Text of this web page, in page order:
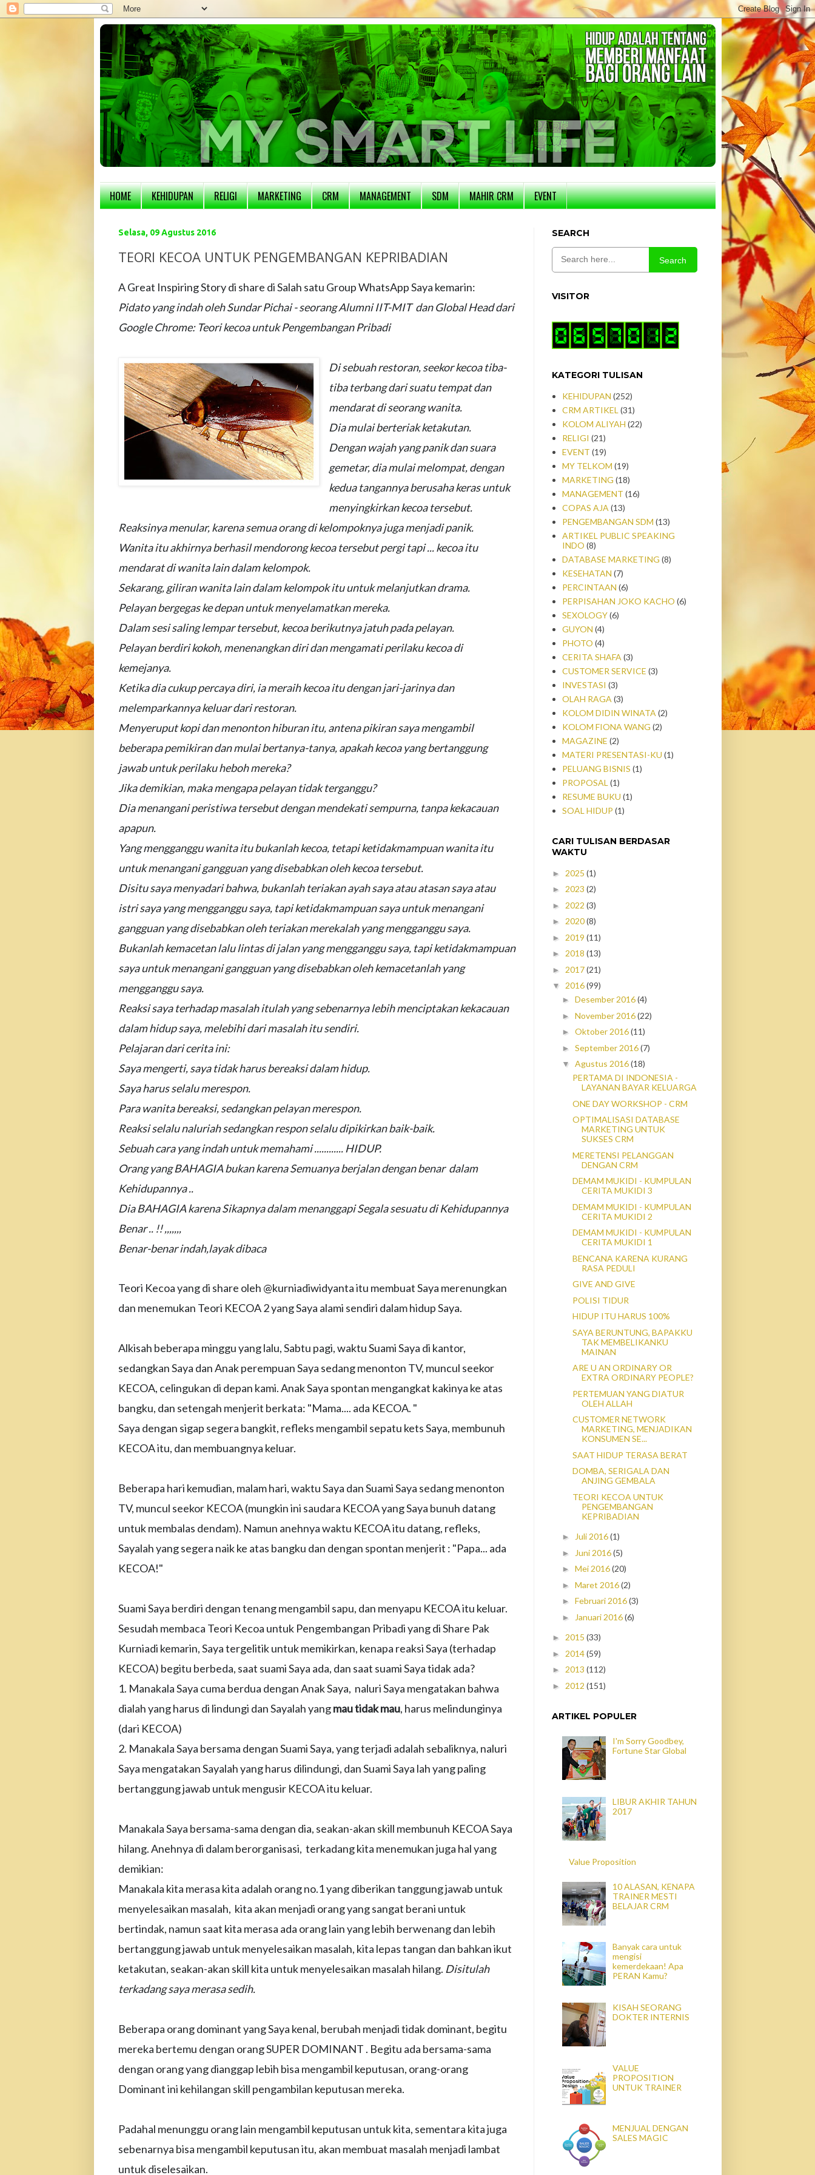
HOME KEHIDUPAN RELIGI MARKETING CRM MANAGEMENT SDM MAHIR CRM EVENT
Selasa, 09 Agustus 2016
TEORI KECOA UNTUK PENGEMBANGAN KEPRIBADIAN
A Great Inspiring Story di share di Salah satu Group WhatsApp Saya kemarin:
Pidato yang indah oleh Sundar Pichai - seorang Alumni IIT-MIT dan Global Head dari
Google Chrome: Teori kecoa untuk Pengembangan Pribadi
Di sebuah restoran, seekor kecoa tiba-
tiba terbang dari suatu tempat dan
mendarat di seorang wanita.
Dia mulai berteriak ketakutan.
Dengan wajah yang panik dan suara
gemetar, dia mulai melompat, dengan
kedua tangannya berusaha keras untuk
menyingkirkan kecoa tersebut.
Reaksinya menular, karena semua orang di kelompoknya juga menjadi panik.
Wanita itu akhirnya berhasil mendorong kecoa tersebut pergi tapi ... kecoa itu
mendarat di wanita lain dalam kelompok.
Sekarang, giliran wanita lain dalam kelompok itu untuk melanjutkan drama.
Pelayan bergegas ke depan untuk menyelamatkan mereka.
Dalam sesi saling lempar tersebut, kecoa berikutnya jatuh pada pelayan.
Pelayan berdiri kokoh, menenangkan diri dan mengamati perilaku kecoa di
kemejanya.
Ketika dia cukup percaya diri, ia meraih kecoa itu dengan jari-jarinya dan
melemparkannya keluar dari restoran.
Menyeruput kopi dan menonton hiburan itu, antena pikiran saya mengambil
beberapa pemikiran dan mulai bertanya-tanya, apakah kecoa yang bertanggung
jawab untuk perilaku heboh mereka?
Jika demikian, maka mengapa pelayan tidak terganggu?
Dia menangani peristiwa tersebut dengan mendekati sempurna, tanpa kekacauan
apapun.
Yang mengganggu wanita itu bukanlah kecoa, tetapi ketidakmampuan wanita itu
untuk menangani gangguan yang disebabkan oleh kecoa tersebut.
Disitu saya menyadari bahwa, bukanlah teriakan ayah saya atau atasan saya atau
istri saya yang mengganggu saya, tapi ketidakmampuan saya untuk menangani
gangguan yang disebabkan oleh teriakan merekalah yang mengganggu saya.
Bukanlah kemacetan lalu lintas di jalan yang mengganggu saya, tapi ketidakmampuan
saya untuk menangani gangguan yang disebabkan oleh kemacetanlah yang
mengganggu saya.
Reaksi saya terhadap masalah itulah yang sebenarnya lebih menciptakan kekacauan
dalam hidup saya, melebihi dari masalah itu sendiri.
Pelajaran dari cerita ini:
Saya mengerti, saya tidak harus bereaksi dalam hidup.
Saya harus selalu merespon.
Para wanita bereaksi, sedangkan pelayan merespon.
Reaksi selalu naluriah sedangkan respon selalu dipikirkan baik-baik.
Sebuah cara yang indah untuk memahami ............ HIDUP.
Orang yang BAHAGIA bukan karena Semuanya berjalan dengan benar dalam
Kehidupannya ..
Dia BAHAGIA karena Sikapnya dalam menanggapi Segala sesuatu di Kehidupannya
Benar .. !! ,,,,,,,
Benar-benar indah,layak dibaca
Teori Kecoa yang di share oleh @kurniadiwidyanta itu membuat Saya merenungkan
dan menemukan Teori KECOA 2 yang Saya alami sendiri dalam hidup Saya.
Alkisah beberapa minggu yang lalu, Sabtu pagi, waktu Suami Saya di kantor,
sedangkan Saya dan Anak perempuan Saya sedang menonton TV, muncul seekor
KECOA, celingukan di depan kami. Anak Saya spontan mengangkat kakinya ke atas
bangku, dan setengah menjerit berkata: "Mama.... ada KECOA. "
Saya dengan sigap segera bangkit, refleks mengambil sepatu kets Saya, membunuh
KECOA itu, dan membuangnya keluar.
Beberapa hari kemudian, malam hari, waktu Saya dan Suami Saya sedang menonton
TV, muncul seekor KECOA (mungkin ini saudara KECOA yang Saya bunuh datang
untuk membalas dendam). Namun anehnya waktu KECOA itu datang, refleks,
Sayalah yang segera naik ke atas bangku dan dengan spontan menjerit : "Papa... ada
KECOA!"
Suami Saya berdiri dengan tenang mengambil sapu, dan menyapu KECOA itu keluar.
Sesudah membaca Teori Kecoa untuk Pengembangan Pribadi yang di Share Pak
Kurniadi kemarin, Saya tergelitik untuk memikirkan, kenapa reaksi Saya (terhadap
KECOA) begitu berbeda, saat suami Saya ada, dan saat suami Saya tidak ada?
1. Manakala Saya cuma berdua dengan Anak Saya, naluri Saya mengatakan bahwa
dialah yang harus di lindungi dan Sayalah yangmau tidak mau, harus melindunginya
(dari KECOA)
2. Manakala Saya bersama dengan Suami Saya, yang terjadi adalah sebaliknya, naluri
Saya mengatakan Sayalah yang harus dilindungi, dan Suami Saya lah yang paling
bertanggung jawab untuk mengusir KECOA itu keluar.
Manakala Saya bersama-sama dengan dia, seakan-akan skill membunuh KECOA Saya
hilang.Anehnya di dalam berorganisasi, terkadang kita menemukan juga hal yang
demikian:
Manakala kita merasa kita adalah orang no.1 yang diberikan tanggung jawab untuk
menyelesaikan masalah, kita akan menjadi orang yang sangat berani untuk
bertindak, namun saat kita merasa ada orang lain yang lebih berwenang dan lebih
bertanggung jawab untuk menyelesaikan masalah, kita lepas tangan dan bahkan ikut
ketakutan, seakan-akan skill kita untuk menyelesaikan masalah hilang. Disitulah
terkadang saya merasa sedih.
Beberapa orang dominant yang Saya kenal, berubah menjadi tidak dominant, begitu
mereka bertemu dengan orang SUPER DOMINANT . Begitu ada bersama-sama
dengan orang yang dianggap lebih bisa mengambil keputusan, orang-orang
Dominant ini kehilangan skill pengambilan keputusan mereka.
Padahal menunggu orang lain mengambil keputusan untuk kita, sementara kita juga
sebenarnya bisa mengambil keputusan itu, akan membuat masalah menjadi lambat
untuk diselesaikan.
SEARCH
Search
VISITOR
KATEGORI TULISAN
KEHIDUPAN (252)
CRM ARTIKEL (31)
KOLOM ALIYAH (22)
RELIGI (21)
EVENT (19)
MY TELKOM (19)
MARKETING (18)
MANAGEMENT (16)
COPAS AJA (13)
PENGEMBANGAN SDM (13)
ARTIKEL PUBLIC SPEAKING
INDO (8)
DATABASE MARKETING (8)
KESEHATAN (7)
PERCINTAAN (6)
PERPISAHAN JOKO KACHO (6)
SEXOLOGY(6)
GUYON (4)
PHOTO (4)
CERITA SHAFA (3)
CUSTOMER SERVICE (3)
INVESTASI (3)
OLAH RAGA (3)
KOLOM DIDIN WINATA (2)
KOLOM FIONA WANG (2)
MAGAZINE (2)
MATERI PRESENTASI-KU (1)
PELUANG BISNIS (1)
PROPOSAL (1)
RESUME BUKU (1)
SOAL HIDUP (1)
CARI TULISAN BERDASAR
WAKTU
► 2025 (1)
► 2023 (2)
► 2022 (3)
► 2020(8)
► 2019 (11)
► 2018 (13)
► 2017(21)
▼ 2016(99)
►Desember 2016(4)
►November 2016(22)
►Oktober 2016(11)
►September 2016(7)
▼Agustus 2016(18)
PERTAMA DI INDONESIA -
LAYANAN BAYAR KELUARGA
ONE DAY WORKSHOP - CRM
OPTIMALISASI DATABASE
MARKETING UNTUK
SUKSES CRM
MERETENSI PELANGGAN
DENGAN CRM
DEMAM MUKIDI - KUMPULAN
CERITA MUKIDI 3
DEMAM MUKIDI - KUMPULAN
CERITA MUKIDI 2
DEMAM MUKIDI - KUMPULAN
CERITA MUKIDI 1
BENCANA KARENA KURANG
RASA PEDULI
GIVE AND GIVE
POLISI TIDUR
HIDUP ITU HARUS 100%
SAYA BERUNTUNG, BAPAKKU
TAK MEMBELIKANKU
MAINAN
ARE U AN ORDINARY OR
EXTRA ORDINARY PEOPLE?
PERTEMUAN YANG DIATUR
OLEH ALLAH
CUSTOMER NETWORK
MARKETING, MENJADIKAN
KONSUMEN SE...
SAAT HIDUP TERASA BERAT
DOMBA, SERIGALA DAN
ANJING GEMBALA
TEORI KECOA UNTUK
PENGEMBANGAN
KEPRIBADIAN
► Juli 2016(1)
► Juni 2016(5)
►Mei 2016(20)
►Maret 2016(2)
►Februari 2016(3)
► Januari 2016(6)
► 2015 (33)
► 2014(59)
► 2013 (112)
► 2012 (151)
ARTIKEL POPULER
I'm Sorry Goodbey,
Fortune Star Global
LIBUR AKHIR TAHUN
2017
Value Proposition
10 ALASAN, KENAPA
TRAINER MESTI
BELAJAR CRM
Banyak cara untuk
mengisi
kemerdekaan! Apa
PERAN Kamu?
KISAH SEORANG
DOKTER INTERNIS
VALUE
PROPOSITION
UNTUK TRAINER
MENJUAL DENGAN
SALES MAGIC